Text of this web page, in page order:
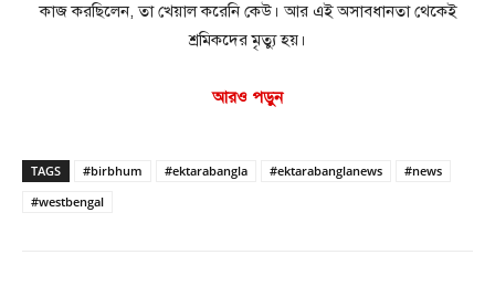
কাজ করছিলেন, তা খেয়াল করেনি কেউ। আর এই অসাবধানতা থেকেই
শ্রমিকদের মৃত্যু হয়।
আরও পড়ুন
TAGS #birbhum #ektarabangla #ektarabanglanews
#news
#westbengal